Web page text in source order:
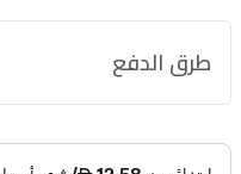
طرق الدفع